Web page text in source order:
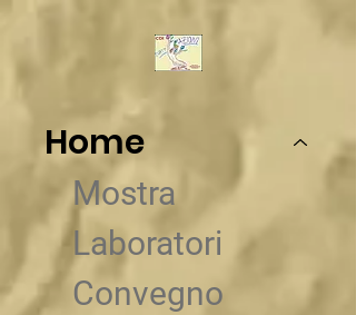
Home
Mostra
Laboratori
Convegno